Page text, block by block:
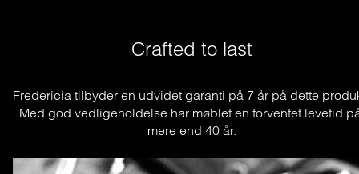
Crafted to last
Fredericia tilbyder en udvidet garanti på 7 år på dette
Med god vedligeholdelse har møblet en forventet levetid
mere end 40 år.